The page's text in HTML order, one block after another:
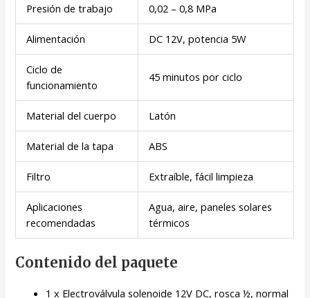
Presión de trabajo 0,02 – 0,8 MPa
Alimentación DC 12V, potencia 5W
Ciclo de
funcionamiento
45 minutos por ciclo
Material del cuerpo Latón
Material de la tapa ABS
Filtro Extraíble, fácil limpieza
Aplicaciones
recomendadas
Agua, aire, paneles solares
térmicos
Contenido del paquete
1 x Electroválvula solenoide 12V DC, rosca ½, normal